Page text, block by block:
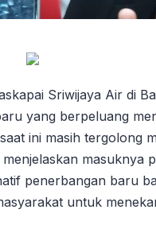
Sriwijaya Air di
yang berpeluang
ini masih tergolong
masuknya
penerbangan baru
untuk